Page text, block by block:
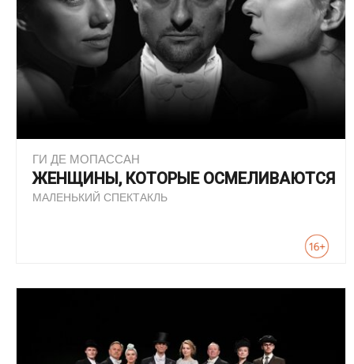
ГИ ДЕ МОПАССАН
ЖЕНЩИНЫ, КОТОРЫЕ ОСМЕЛИВАЮТСЯ
МАЛЕНЬКИЙ СПЕКТАКЛЬ